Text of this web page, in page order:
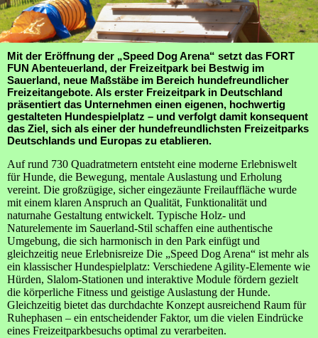
Mit der Eröffnung der „Speed Dog Arena“ setzt das FORT
FUN Abenteuerland, der Freizeitpark bei Bestwig im
Sauerland, neue Maßstäbe im Bereich hundefreundlicher
Freizeitangebote. Als erster Freizeitpark in Deutschland
präsentiert das Unternehmen einen eigenen, hochwertig
gestalteten Hundespielplatz – und verfolgt damit konsequent
das Ziel, sich als einer der hundefreundlichsten Freizeitparks
Deutschlands und Europas zu etablieren.
Auf rund 730 Quadratmetern entsteht eine moderne Erlebniswelt
für Hunde, die Bewegung, mentale Auslastung und Erholung
vereint. Die großzügige, sicher eingezäunte Freilauffläche wurde
mit einem klaren Anspruch an Qualität, Funktionalität und
naturnahe Gestaltung entwickelt. Typische Holz- und
Naturelemente im Sauerland-Stil schaffen eine authentische
Umgebung, die sich harmonisch in den Park einfügt und
gleichzeitig neue Erlebnisreize Die „Speed Dog Arena“ ist mehr als
ein klassischer Hundespielplatz: Verschiedene Agility-Elemente wie
Hürden, Slalom-Stationen und interaktive Module fördern gezielt
die körperliche Fitness und geistige Auslastung der Hunde.
Gleichzeitig bietet das durchdachte Konzept ausreichend Raum für
Ruhephasen – ein entscheidender Faktor, um die vielen Eindrücke
eines Freizeitparkbesuchs optimal zu verarbeiten.